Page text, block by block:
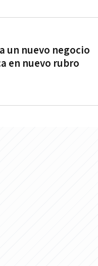
un nuevo negocio
en nuevo rubro